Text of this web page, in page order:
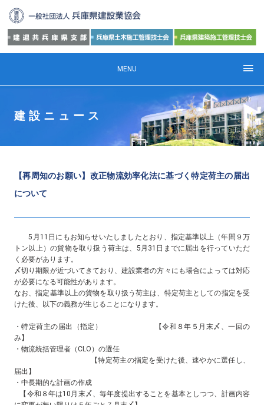
MENU
建設ニュース
【再周知のお願い】改正物流効率化法に基づく特定荷主の届出
について
5月11日にもお知らせいたしましたとおり、指定基準以上（年間９万
トン以上）の貨物を取り扱う荷主は、5月31日までに届出を行っていただ
く必要があります。
〆切り期限が近づいてきており、建設業者の方々にも場合によっては対応
が必要になる可能性があります。
なお、指定基準以上の貨物を取り扱う荷主は、特定荷主としての指定を受
けた後、以下の義務が生じることになります。
・特定荷主の届出（指定）
【令和８年５月末〆、一回の
み】
・物流統括管理者（CLO ）の選任
【特定荷主の指定を受けた後、速やかに選任し、
届出】
・中長期的な計画の作成
【令和８年は10 月末〆、毎年度提出することを基本としつつ、計画内容